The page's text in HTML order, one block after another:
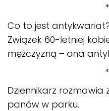
Co to jest
Związek 60-letniej
mężczyzną – ona
Dziennikarz rozmawia
panów w parku.